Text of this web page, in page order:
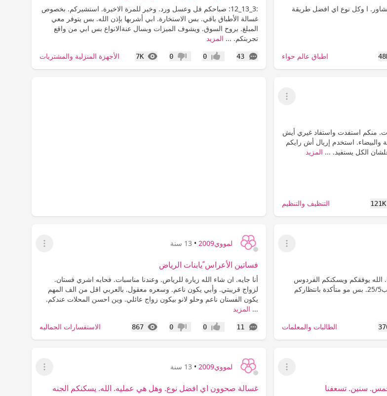
ا وكل نوع اي افضل طريقة
اطباق عالم حواء
:3_13_12: صباحكم فل وعسل ورد. وخير للمرة الاخيرة. استشيركم. بخصوص
غسالة الأطباق باقي. بس الاستخارة. ابي أشربها بإذن الله. بس يتوفر معي
المبلغ. بروح السوق. ويشوف الميزات وبسال عنةالانواع بس ابي من واقع
تجربتكم. ... المزيد
43
التعليقات إعجاب0 عدم إعجاب
0
7K
المشاهدات الأجهزة المنزلية والمشتريات
عرض القائمة
منكم استفدت واستفاد غيري أيش
والبيضاء. استخدم إريال أش رايكم
الكل يستفيد. ... المزيد
121K التنظيف والتنظيم
عرض القائمة
الله يوفقكم ويسكنكم الفردوس
الاعلى من الجنة للإداريات. أنا قريت انه ب25/5. بس مو متأكدة بانتظاركم
الطالبات والمعلمات
لمووي2009 • 13 سنة
عرض القائمة
فساتين الأعراس ًيابنات الرياض
أنا جايه. ان شاء الله زيارة للرياض. وعندنا مناسبات. فحابه اشري فستان.
لزواج قريبتي. وأبي يكون ناعم. وسعره معقول. بالعربي اقل من الف المهم
يكون الفستان ناعم وحلو لانو بيكون زواج عائلي. وين احسن المحلات عندكم.
... المزيد
11
التعليقات إعجاب0 عدم إعجاب
0
867
المشاهدات الاستفسارات الجماليه
عرض القائمة
سنين. تسعفنا
لمووي2009 • 13 سنة
عرض القائمة
غسالة صحوون اي افضل نوع. وهل هي عمليه. الله. يسكنكم الجنه